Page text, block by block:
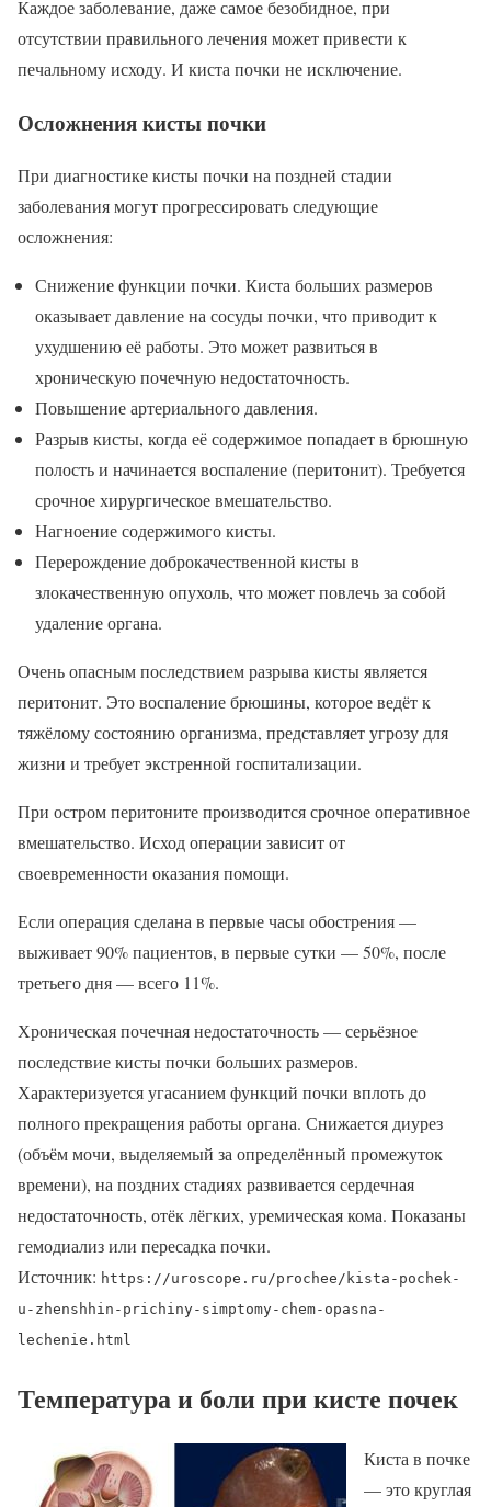
Каждое заболевание, даже самое безобидное, при
отсутствии правильного лечения может привести к
печальному исходу. И киста почки не исключение.
Осложнения кисты почки
При диагностике кисты почки на поздней стадии
заболевания могут прогрессировать следующие
осложнения:
Снижение функции почки. Киста больших размеров
оказывает давление на сосуды почки, что приводит к
ухудшению её работы. Это может развиться в
хроническую почечную недостаточность.
Повышение артериального давления.
Разрыв кисты, когда её содержимое попадает в брюшную
полость и начинается воспаление (перитонит). Требуется
срочное хирургическое вмешательство.
Нагноение содержимого кисты.
Перерождение доброкачественной кисты в
злокачественную опухоль, что может повлечь за собой
удаление органа.
Очень опасным последствием разрыва кисты является
перитонит. Это воспаление брюшины, которое ведёт к
тяжёлому состоянию организма, представляет угрозу для
жизни и требует экстренной госпитализации.
При остром перитоните производится срочное оперативное
вмешательство. Исход операции зависит от
своевременности оказания помощи.
Если операция сделана в первые часы обострения —
выживает 90% пациентов, в первые сутки — 50%, после
третьего дня — всего 11%.
Хроническая почечная недостаточность — серьёзное
последствие кисты почки больших размеров.
Характеризуется угасанием функций почки вплоть до
полного прекращения работы органа. Снижается диурез
(объём мочи, выделяемый за определённый промежуток
времени), на поздних стадиях развивается сердечная
недостаточность, отёк лёгких, уремическая кома. Показаны
гемодиализ или пересадка почки.
Источник: https://uroscope.ru/prochee/kista-pochek-
u-zhenshhin-prichiny-simptomy-chem-opasna-
lechenie.html
Температура и боли при кисте почек
Киста в почке
— это круглая